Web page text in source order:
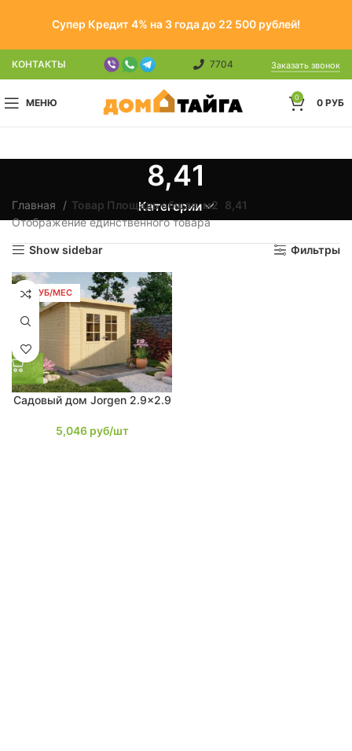
Супер Кредит 4% на 3 года до 22 500 рублей!
КОНТАКТЫ 7704 Заказать звонок
МЕНЮ 0 0 РУБ
8,41
Категории
Главная Товар Площадь общая, м2 8,41
Отображение единственного товара
Show sidebar Фильтры
96 РУБ/МЕС
Садовый дом Jorgen 2.9×2.9
5,046 руб/шт